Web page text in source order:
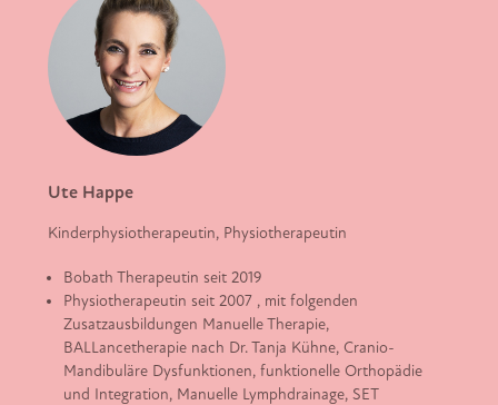
Ute Happe
Kinderphysiotherapeutin, Physiotherapeutin
Bobath Therapeutin seit 2019
Physiotherapeutin seit 2007 , mit folgenden
Zusatzausbildungen Manuelle Therapie,
BALLancetherapie nach Dr. Tanja Kühne, Cranio-
Mandibuläre Dysfunktionen, funktionelle Orthopädie
und Integration, Manuelle Lymphdrainage, SET